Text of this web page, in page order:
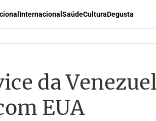
Internacional SaúdeCulturaDegusta
da
EUA